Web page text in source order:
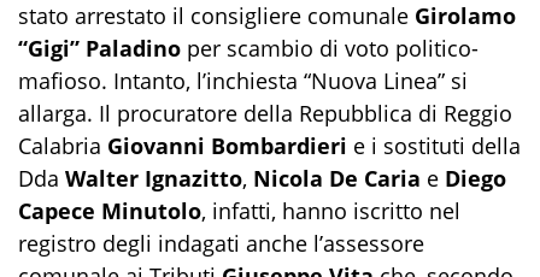
stato arrestato il consigliere comunale Girolamo
“Gigi” Paladino per scambio di voto politico-
mafioso. Intanto, l’inchiesta “Nuova Linea” si
allarga. Il procuratore della Repubblica di Reggio
Calabria Giovanni Bombardieri e i sostituti della
Dda Walter Ignazitto, Nicola De Caria e Diego
Capece Minutolo, infatti, hanno iscritto nel
registro degli indagati anche l’assessore